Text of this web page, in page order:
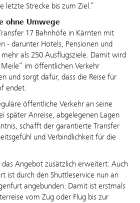
letzte Strecke bis zum Ziel.”
ohne Umwege
17 Bahnhöfe in Kärnten mit
- darunter Hotels, Pensionen und
als 250 Ausflugsziele. Damit wird
im öffentlichen Verkehr
und sorgt dafür, dass die Reise für
endet.
öffentliche Verkehr an seine
später Anreise, abgelegenen Lagen
schafft der garantierte Transfer
und Verbindlichkeit für die
Angebot zusätzlich erweitert: Auch
ist durch den Shuttleservice nun an
angebunden. Damit ist erstmals
vom Zug oder Flug bis zur